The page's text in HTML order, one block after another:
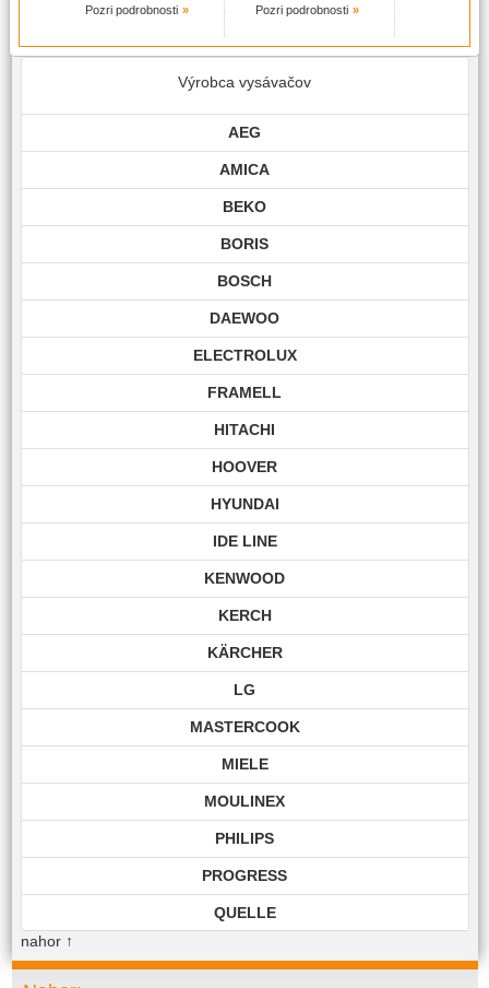
Pozri podrobnosti Pozri podrobnosti
Výrobca vysávačov
AEG
AMICA
BEKO
BORIS
BOSCH
DAEWOO
ELECTROLUX
FRAMELL
HITACHI
HOOVER
HYUNDAI
IDE LINE
KENWOOD
KERCH
KÄRCHER
LG
MASTERCOOK
MIELE
MOULINEX
PHILIPS
PROGRESS
QUELLE
nahor↑